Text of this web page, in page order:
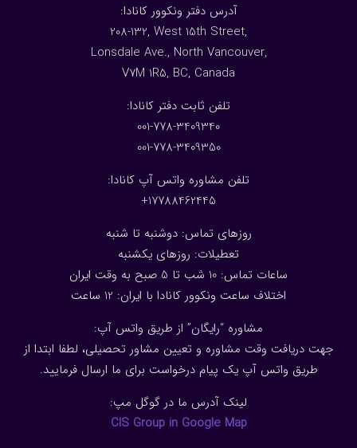
:آدرس دفتر ونکوور کانادا
208-132, West 15th Street,
Lonsdale Ave., North Vancouver,
V7M 1R5, BC, Canada
:تلفن ثابت دفتر کانادا
001-778-3409340
001-778-3409350
تلفن مشاوره واتس آپ کانادا:
17788462445+
روزهای تماس: دوشنبه تا شنبه
تعطیلات: روزهای یکشنبه
ساعات تماس: 10 شب تا 5 صبح به وقت ایران
اختلاف ساعت ونکوور کانادا با ایران: 1 2 ساعت
مشاوره “رایگان” از طریق واتس آپ:
جهت دریافت وقت مشاوره و تعیین مشاور تحصیلی، لطفا ابتدا از
طریق واتس آپ یک پیام درخواست برای ما ارسال فرمایید.
لینک آدرس ما در گوگل مپ:
CIS Group in Google Map